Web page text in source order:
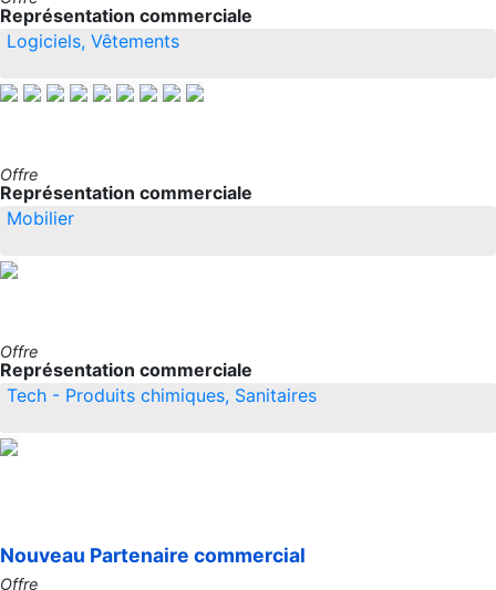
Représentation commerciale
Logiciels, Vêtements
Offre
Représentation commerciale
Mobilier
Offre
Représentation commerciale
Tech - Produits chimiques, Sanitaires
Nouveau Partenaire commercial
Offre